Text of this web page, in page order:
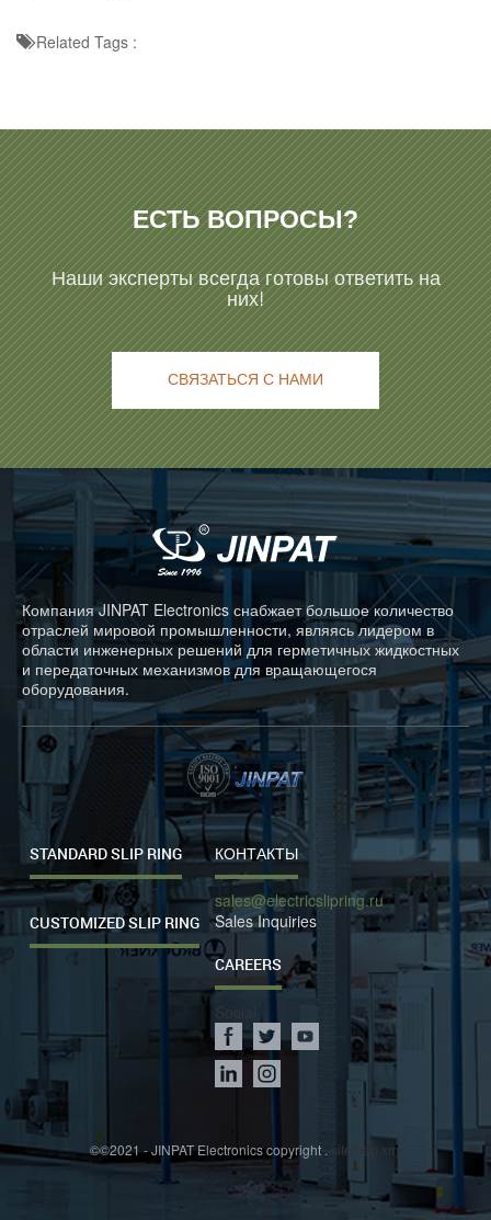
Related Tags :
ЕСТЬ ВОПРОСЫ?
Наши эксперты всегда готовы ответить на
них!
СВЯЗАТЬСЯ С НАМИ
Компания JINPAT Electronics снабжает большое количество
отраслей мировой промышленности, являясь лидером в
области инженерных решений для герметичных жидкостных
и передаточных механизмов для вращающегося
оборудования.
STANDARD SLIP RING
CUSTOMIZED SLIP RING
КОНТАКТЫ
sales@electricslipring.ru
Sales Inquiries
CAREERS
Social
©©2021 - JINPAT Electronics copyright . sitemap.xml